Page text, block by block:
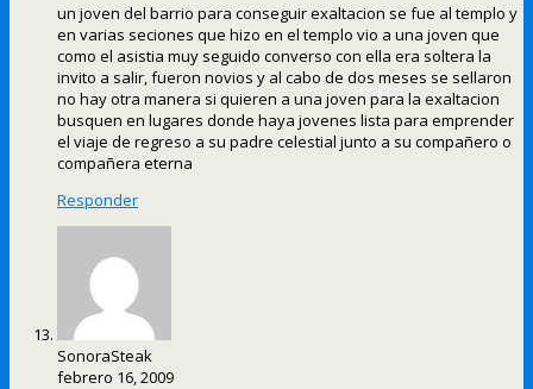
un joven del barrio para conseguir exaltacion se fue al templo y
en varias seciones que hizo en el templo vio a una joven que
como el asistia muy seguido converso con ella era soltera la
invito a salir, fueron novios y al cabo de dos meses se sellaron
no hay otra manera si quieren a una joven para la exaltacion
busquen en lugares donde haya jovenes lista para emprender
el viaje de regreso a su padre celestial junto a su compañero o
compañera eterna
Responder
SonoraSteak
febrero 16, 2009